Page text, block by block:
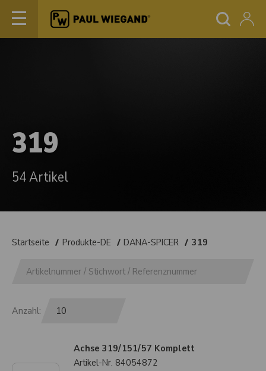
319
54 Artikel
Startseite Produkte-DE DANA-SPICER 319
Anzahl:
Achse 319/151/57 Komplett
Artikel-Nr. 84054872